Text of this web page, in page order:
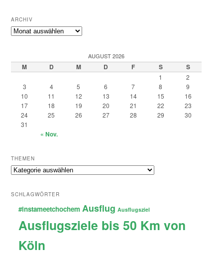
ARCHIV
Archiv
AUGUST 2026
M D M D F S S
1
2
3
4 5 6 7 8
9
10
11 12 13 14 15
16
17
18 19 20 21 22
23
24
25 26 27 28 29
30
31
« Nov.
THEMEN
Themen
SCHLAGWÖRTER
#instameetchochem Ausflug Ausflugsziel
Ausflugsziele bis 50 Km von
Köln